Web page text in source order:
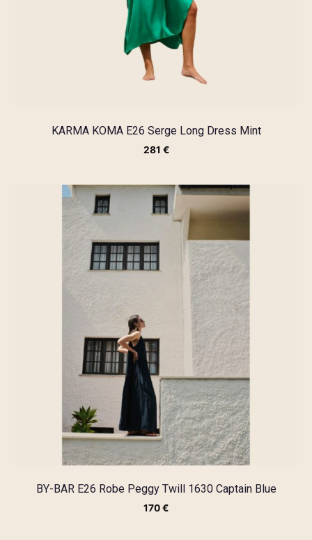
KARMA KOMA E26 Serge Long Dress Mint
281 €
BY-BAR E26 Robe Peggy Twill 1630 Captain Blue
170€